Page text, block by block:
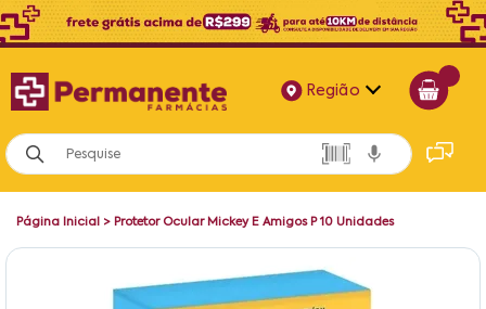
Região
Alagoas
Bahia
Pernambuco
Página Inicial > Protetor Ocular Mickey E Amigos P 10 Unidades